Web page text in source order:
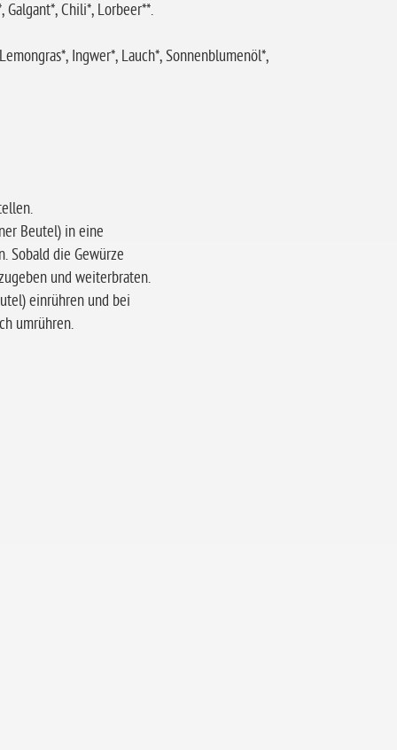
Galgant*, Chili*, Lorbeer**.
Ingwer*, Lauch*, Sonnenblumenöl*,
Beutel) in eine
Sobald die Gewürze
und weiterbraten.
einrühren und bei
umrühren.